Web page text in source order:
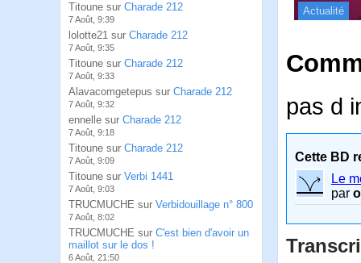
Titoune sur Charade 212
7 Août, 9:39
lolotte21 sur Charade 212
7 Août, 9:35
Titoune sur Charade 212
7 Août, 9:33
Alavacomgetepus sur Charade 212
7 Août, 9:32
ennelle sur Charade 212
7 Août, 9:18
Titoune sur Charade 212
7 Août, 9:09
Titoune sur Verbi 1441
7 Août, 9:03
TRUCMUCHE sur Verbidouillage n° 800
7 Août, 8:02
TRUCMUCHE sur C'est bien d'avoir un
maillot sur le dos !
6 Août, 21:50
Actualité
pas d
Cette BD
Le
par